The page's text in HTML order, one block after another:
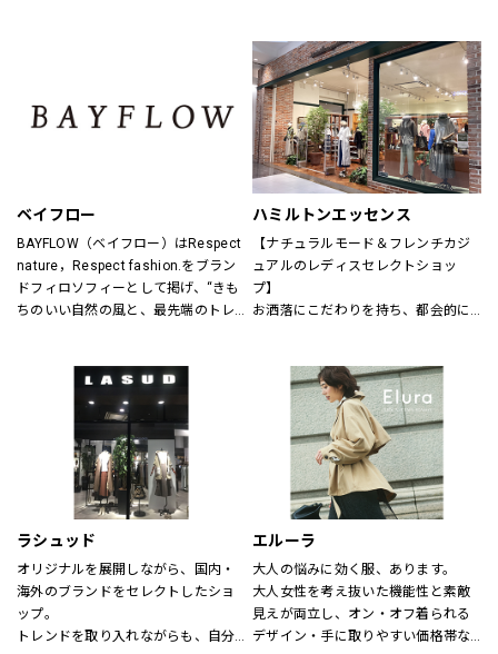
「新しい価値観へのドア」を開く案
内役として、日々の暮らしの中で大
切なものを一緒に見つけていきたい
と考えています。
あなたらしいスタイル、あなたにと
ってのベーシックを、DOORSへ探し
にきてください。
ベイフロー
BAYFLOW（ベイフロー）はRespect
nature，Respect fashion.をブラン
ドフィロソフィーとして掲げ、“きも
ちのいい自然の風と、最先端のトレ
るような、健康的で、スタイリッシ
ュなライフスタイル”を提案するブラ
ハミルトンエッセンス
【ナチュラルモード＆フレンチカジ
ュアルのレディスセレクトショッ
プ】
お洒落にこだわりを持ち、都会的に
案型セレクトショップ。
自然空間に存在する色と素材、様々
なテイストが融合した居心地の良い
店内でくつろぎながらお洒落が楽し
める、そんな空間をご提供します。
～メンバーズカードについて～
5,500円（税込）お買い上げ毎に、ス
24個スタンプで5,500円の割引カー
ドとしてご利用頂けます。
有効期限はございません。全店舗に
て使用できます。
ラシュッド
オリジナルを展開しながら、国内・
海外のブランドをセレクトしたショ
ップ。
トレンドを取り入れながらも、自分
エルーラ
大人の悩みに効く服、あります。
大人女性を考え抜いた機能性と素敵
見えが両立し、オン・オフ着られる
デザイン・手に取りやすい価格帯な